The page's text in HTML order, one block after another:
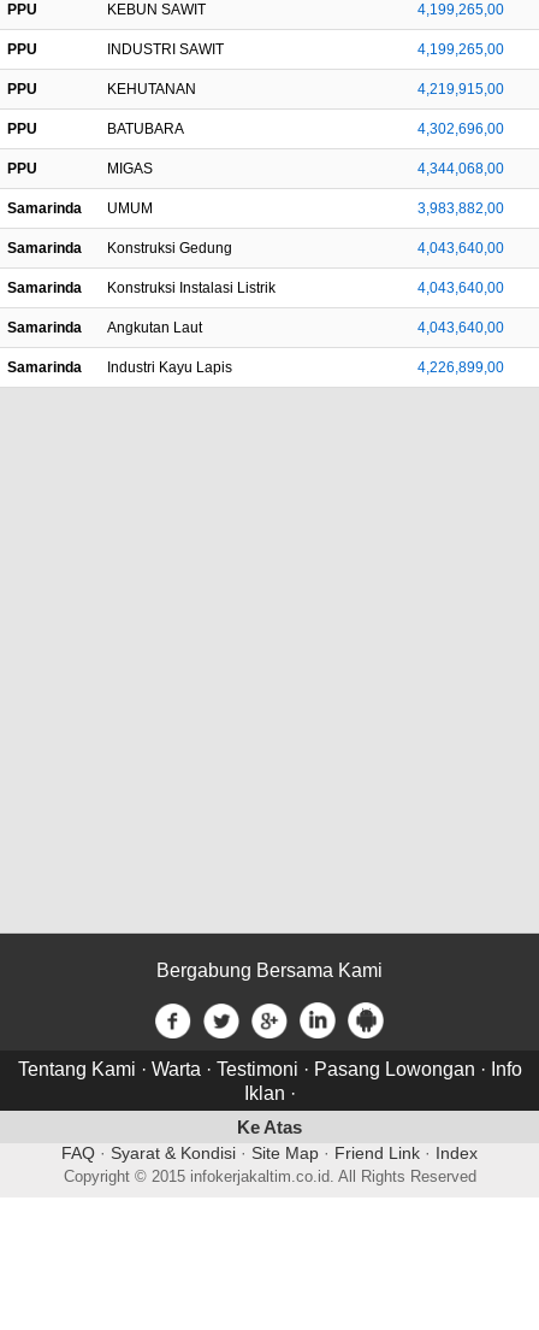
PPU KEBUN SAWIT 4,199,265,00
PPU INDUSTRI SAWIT 4,199,265,00
PPU KEHUTANAN 4,219,915,00
PPU BATUBARA 4,302,696,00
PPU MIGAS 4,344,068,00
Samarinda UMUM 3,983,882,00
Samarinda Konstruksi Gedung 4,043,640,00
Samarinda Konstruksi Instalasi Listrik 4,043,640,00
Samarinda Angkutan Laut 4,043,640,00
Samarinda Industri Kayu Lapis 4,226,899,00
Bergabung Bersama Kami
Tentang Kami · Warta · Testimoni · Pasang Lowongan · Info
Iklan ·
Ke Atas
FAQ · Syarat & Kondisi · Site Map · Friend Link · Index
Copyright © 2015 infokerjakaltim.co.id. All Rights Reserved